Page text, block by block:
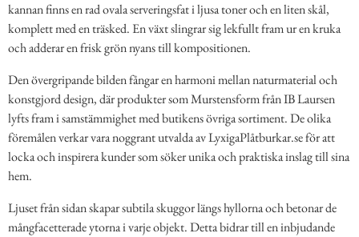
kannan finns en rad ovala serveringsfat i ljusa toner och en liten skål,
komplett med en träsked. En växt slingrar sig lekfullt fram ur en kruka
och adderar en frisk grön nyans till kompositionen.
Den övergripande bilden fångar en harmoni mellan naturmaterial och
konstgjord design, där produkter som Murstensform från IB Laursen
lyfts fram i samstämmighet med butikens övriga sortiment. De olika
föremålen verkar vara noggrant utvalda av LyxigaPlåtburkar.se för att
locka och inspirera kunder som söker unika och praktiska inslag till sina
hem.
Ljuset från sidan skapar subtila skuggor längs hyllorna och betonar de
mångfacetterade ytorna i varje objekt. Detta bidrar till en inbjudande